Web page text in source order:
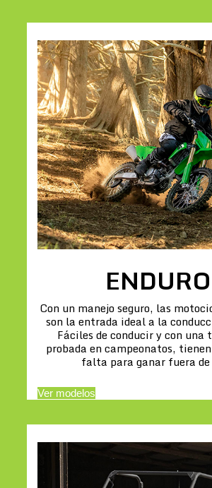
ENDURO
Con un manejo seguro, las
son la entrada ideal a la
Fáciles de conducir y con una
probada en campeonatos,
falta para ganar fuera de
Ver modelos